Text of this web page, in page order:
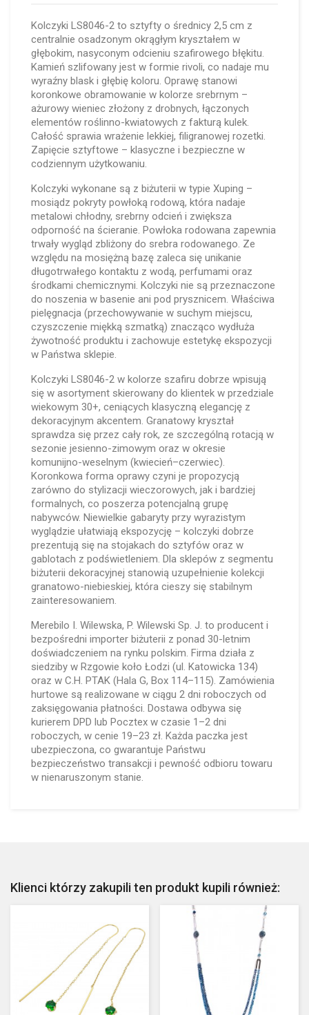
Kolczyki LS8046-2 to sztyfty o średnicy 2,5 cm z
centralnie osadzonym okrągłym kryształem w
głębokim, nasyconym odcieniu szafirowego błękitu.
Kamień szlifowany jest w formie rivoli, co nadaje mu
wyraźny blask i głębię koloru. Oprawę stanowi
koronkowe obramowanie w kolorze srebrnym –
ażurowy wieniec złożony z drobnych, łączonych
elementów roślinno-kwiatowych z fakturą kulek.
Całość sprawia wrażenie lekkiej, filigranowej rozetki.
Zapięcie sztyftowe – klasyczne i bezpieczne w
codziennym użytkowaniu.
Kolczyki wykonane są z biżuterii w typie Xuping –
mosiądz pokryty powłoką rodową, która nadaje
metalowi chłodny, srebrny odcień i zwiększa
odporność na ścieranie. Powłoka rodowana zapewnia
trwały wygląd zbliżony do srebra rodowanego. Ze
względu na mosiężną bazę zaleca się unikanie
długotrwałego kontaktu z wodą, perfumami oraz
środkami chemicznymi. Kolczyki nie są przeznaczone
do noszenia w basenie ani pod prysznicem. Właściwa
pielęgnacja (przechowywanie w suchym miejscu,
czyszczenie miękką szmatką) znacząco wydłuża
żywotność produktu i zachowuje estetykę ekspozycji
w Państwa sklepie.
Kolczyki LS8046-2 w kolorze szafiru dobrze wpisują
się w asortyment skierowany do klientek w przedziale
wiekowym 30+, ceniących klasyczną elegancję z
dekoracyjnym akcentem. Granatowy kryształ
sprawdza się przez cały rok, ze szczególną rotacją w
sezonie jesienno-zimowym oraz w okresie
komunijno-weselnym (kwiecień–czerwiec).
Koronkowa forma oprawy czyni je propozycją
zarówno do stylizacji wieczorowych, jak i bardziej
formalnych, co poszerza potencjalną grupę
nabywców. Niewielkie gabaryty przy wyrazistym
wyglądzie ułatwiają ekspozycję – kolczyki dobrze
prezentują się na stojakach do sztyfów oraz w
gablotach z podświetleniem. Dla sklepów z segmentu
biżuterii dekoracyjnej stanowią uzupełnienie kolekcji
granatowo-niebieskiej, która cieszy się stabilnym
zainteresowaniem.
Merebilo I. Wilewska, P. Wilewski Sp. J. to producent i
bezpośredni importer biżuterii z ponad 30-letnim
doświadczeniem na rynku polskim. Firma działa z
siedziby w Rzgowie koło Łodzi (ul. Katowicka 134)
oraz w C.H. PTAK (Hala G, Box 114–115). Zamówienia
hurtowe są realizowane w ciągu 2 dni roboczych od
zaksięgowania płatności. Dostawa odbywa się
kurierem DPD lub Pocztex w czasie 1–2 dni
roboczych, w cenie 19–23 zł. Każda paczka jest
ubezpieczona, co gwarantuje Państwu
bezpieczeństwo transakcji i pewność odbioru towaru
w nienaruszonym stanie.
Klienci którzy zakupili ten produkt kupili również: